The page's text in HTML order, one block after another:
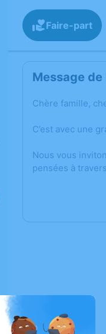
Faire-part
Message de
Chère famille,
C’est avec une
Nous vous
pensées à